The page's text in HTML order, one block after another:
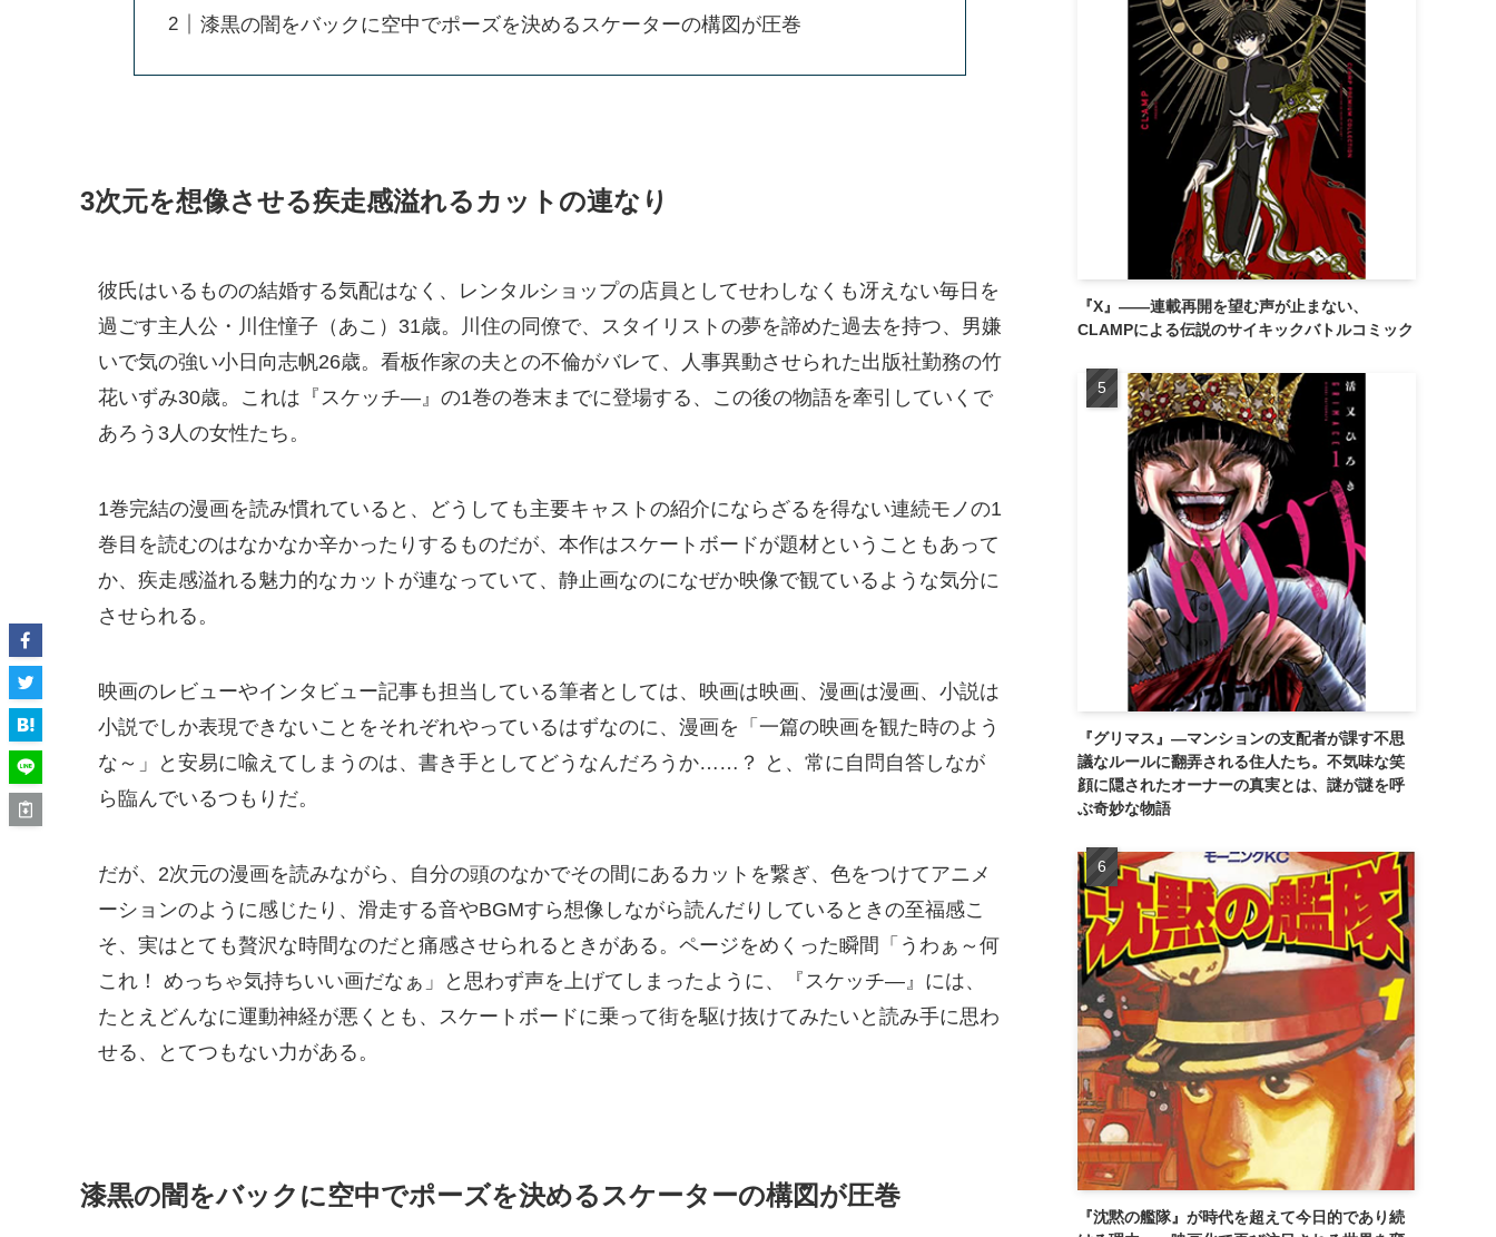
漆黒の闇をバックに空中でポーズを決めるスケーターの構図が圧巻
3次元を想像させる疾走感溢れるカットの連なり
彼氏はいるものの結婚する気配はなく、レンタルショップの店員としてせわしなくも冴えない毎日を
過ごす主人公・川住憧子（あこ）31歳。川住の同僚で、スタイリストの夢を諦めた過去を持つ、男嫌
いで気の強い小日向志帆26歳。看板作家の夫との不倫がバレて、人事異動させられた出版社勤務の竹
花いずみ30歳。これは『スケッチ―』の1巻の巻末までに登場する、この後の物語を牽引していくで
あろう3人の女性たち。
1巻完結の漫画を読み慣れていると、どうしても主要キャストの紹介にならざるを得ない連続モノの1
巻目を読むのはなかなか辛かったりするものだが、本作はスケートボードが題材ということもあって
か、疾走感溢れる魅力的なカットが連なっていて、静止画なのになぜか映像で観ているような気分に
させられる。
映画のレビューやインタビュー記事も担当している筆者としては、映画は映画、漫画は漫画、小説は
小説でしか表現できないことをそれぞれやっているはずなのに、漫画を「一篇の映画を観た時のよう
な～」と安易に喩えてしまうのは、書き手としてどうなんだろうか……？ と、常に自問自答しなが
ら臨んでいるつもりだ。
だが、2次元の漫画を読みながら、自分の頭のなかでその間にあるカットを繋ぎ、色をつけてアニメ
ーションのように感じたり、滑走する音やBGMすら想像しながら読んだりしているときの至福感こ
そ、実はとても贅沢な時間なのだと痛感させられるときがある。ページをめくった瞬間「うわぁ～何
これ！ めっちゃ気持ちいい画だなぁ」と思わず声を上げてしまったように、『スケッチ―』には、
たとえどんなに運動神経が悪くとも、スケートボードに乗って街を駆け抜けてみたいと読み手に思わ
せる、とてつもない力がある。
漆黒の闇をバックに空中でポーズを決めるスケーターの構図が圧巻
『X』——連載再開を望む声が止まない、
CLAMPによる伝説のサイキックバトルコミック
『グリマス』―マンションの支配者が課す不思
議なルールに翻弄される住人たち。不気味な笑
顔に隠されたオーナーの真実とは、謎が謎を呼
ぶ奇妙な物語
『沈黙の艦隊』が時代を超えて今日的であり続